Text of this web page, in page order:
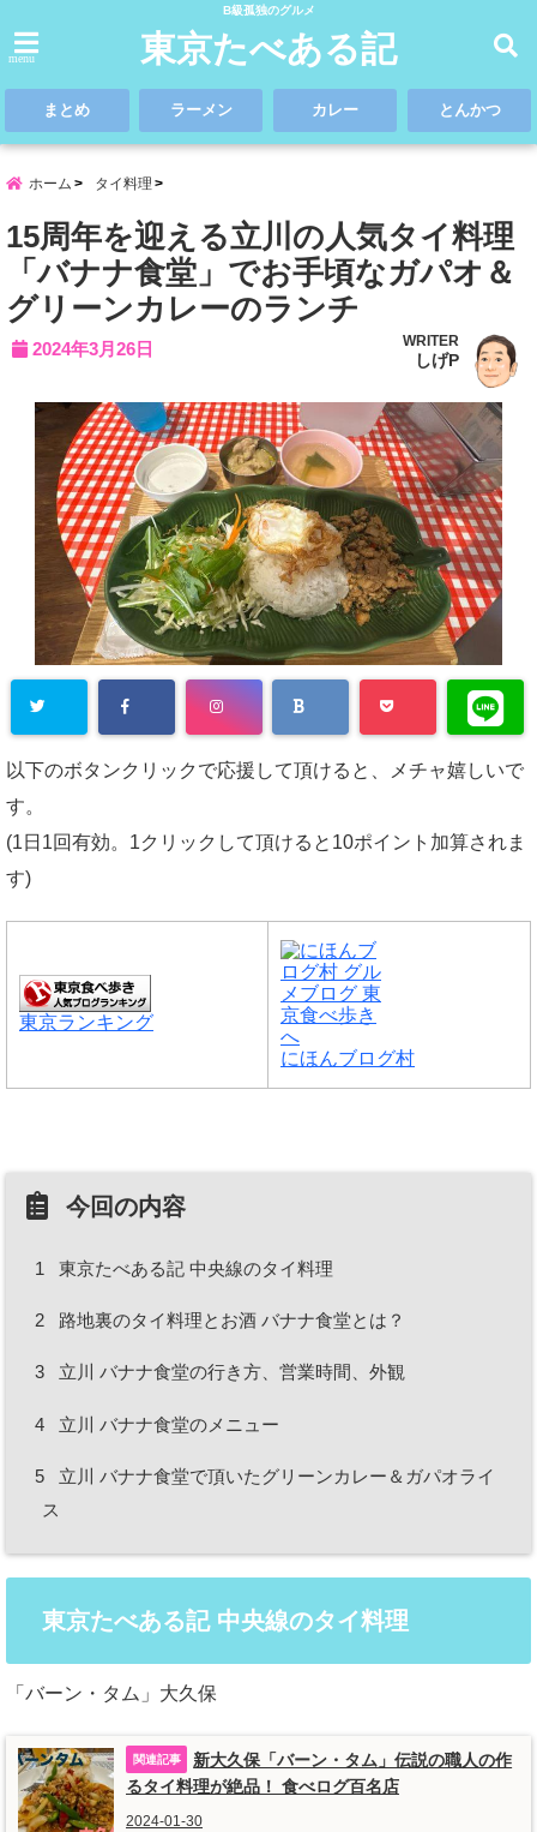
B級孤独のグルメ
menu 東京たべある記
まとめ ラーメン カレー とんかつ
ホーム タイ料理
15周年を迎える立川の人気タイ料理
「バナナ食堂」でお手頃なガパオ＆
グリーンカレーのランチ
2024年3月26日 WRITER
しげP
以下のボタンクリックで応援して頂けると、メチャ嬉しいで
す。
(1日1回有効。1クリックして頂けると10ポイント加算されま
す)
東京ランキング
にほんブログ村
今回の内容
1 東京たべある記 中央線のタイ料理
2 路地裏のタイ料理とお酒 バナナ食堂とは？
3 立川 バナナ食堂の行き方、営業時間、外観
4 立川 バナナ食堂のメニュー
5
立川 バナナ食堂で頂いたグリーンカレー＆ガパオライ
ス
東京たべある記 中央線のタイ料理
「バーン・タム」大久保
新大久保「バーン・タム」伝説の職人の作
るタイ料理が絶品！ 食べログ百名店
2024-01-30